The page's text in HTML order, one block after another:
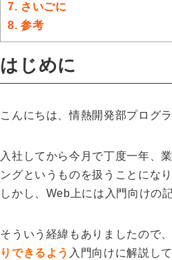
7. さいごに
8. 参考
はじめに
こんにちは、情熱開発部プログ
入社してから今月で丁度一年、
ングというものを扱うことになり
しかし、Web上には入門向けの
そういう経緯もありましたので、
りできるよう 入門向けに解説し